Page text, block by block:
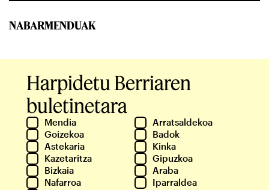
NABARMENDUAK
Harpidetu Berriaren
buletinetara
Mendia
Arratsaldekoa
Goizekoa
Badok
Astekaria
Kinka
Kazetaritza
Gipuzkoa
Bizkaia
Araba
Nafarroa
Iparraldea